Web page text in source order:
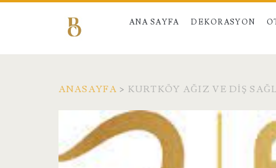
ANA SAYFA DEKORASYON
ANASAYFA > KURTKÖY AĞIZ VE DIŞ
Etiket:
<span>Kurtköy